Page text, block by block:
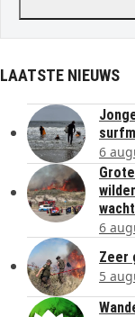
LAATSTE NIEUWS
6
6
Zeer
5